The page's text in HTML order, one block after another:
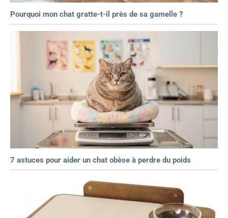
Pourquoi mon chat gratte-t-il près de sa gamelle ?
7 astuces pour aider un chat obèse à perdre du poids